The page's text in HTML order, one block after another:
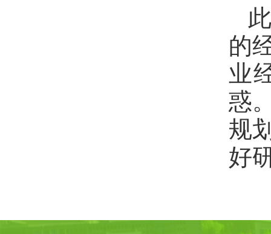
的
业
惑
规
好